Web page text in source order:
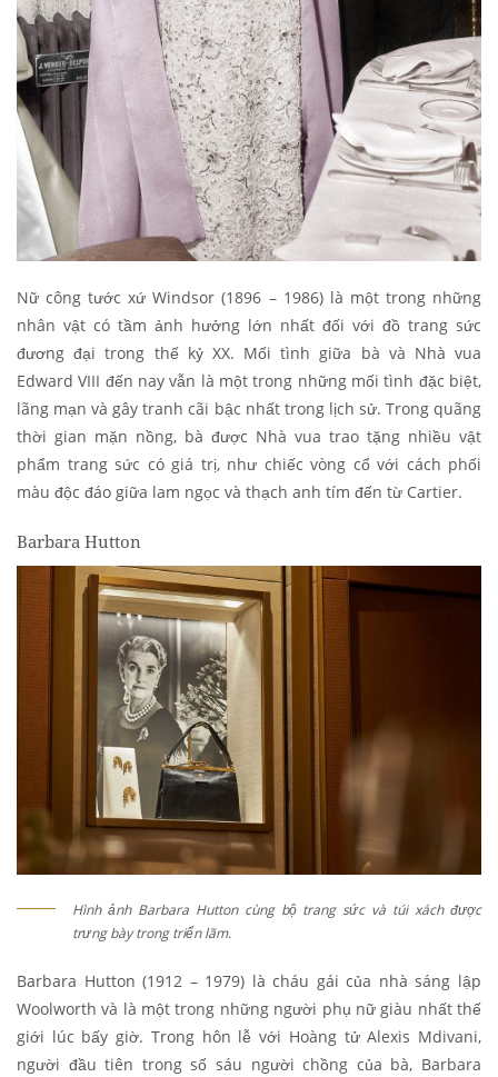
Nữ công tước xứ Windsor (1896 – 1986) là một trong những
nhân vật có tầm ảnh hưởng lớn nhất đối với đồ trang sức
đương đại trong thế kỷ XX. Mối tình giữa bà và Nhà vua
Edward VIII đến nay vẫn là một trong những mối tình đặc biệt,
lãng mạn và gây tranh cãi bậc nhất trong lịch sử. Trong quãng
thời gian mặn nồng, bà được Nhà vua trao tặng nhiều vật
phẩm trang sức có giá trị, như chiếc vòng cổ với cách phối
màu độc đáo giữa lam ngọc và thạch anh tím đến từ Cartier.
Barbara Hutton
Hình ảnh Barbara Hutton cùng bộ trang sức và túi xách được
trưng bày trong triển lãm.
Barbara Hutton (1912 – 1979) là cháu gái của nhà sáng lập
Woolworth và là một trong những người phụ nữ giàu nhất thế
giới lúc bấy giờ. Trong hôn lễ với Hoàng tử Alexis Mdivani,
người đầu tiên trong số sáu người chồng của bà, Barbara